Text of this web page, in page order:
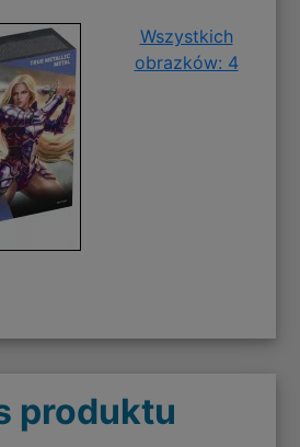
Wszystkich
obrazków: 4
produktu